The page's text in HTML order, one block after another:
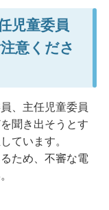
児童委員
意くださ
、主任児童委員
聞き出そうとす
ています。
ため、不審な電